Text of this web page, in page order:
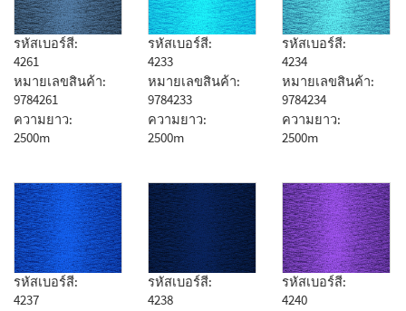
รหัสเบอร์สี:
4261
หมายเลขสินค้า:
9784261
ความยาว:
2500m
รหัสเบอร์สี:
4233
หมายเลขสินค้า:
9784233
ความยาว:
2500m
รหัสเบอร์สี:
4234
หมายเลขสินค้า:
9784234
ความยาว:
2500m
รหัสเบอร์สี:
4237
รหัสเบอร์สี:
4238
รหัสเบอร์สี:
4240